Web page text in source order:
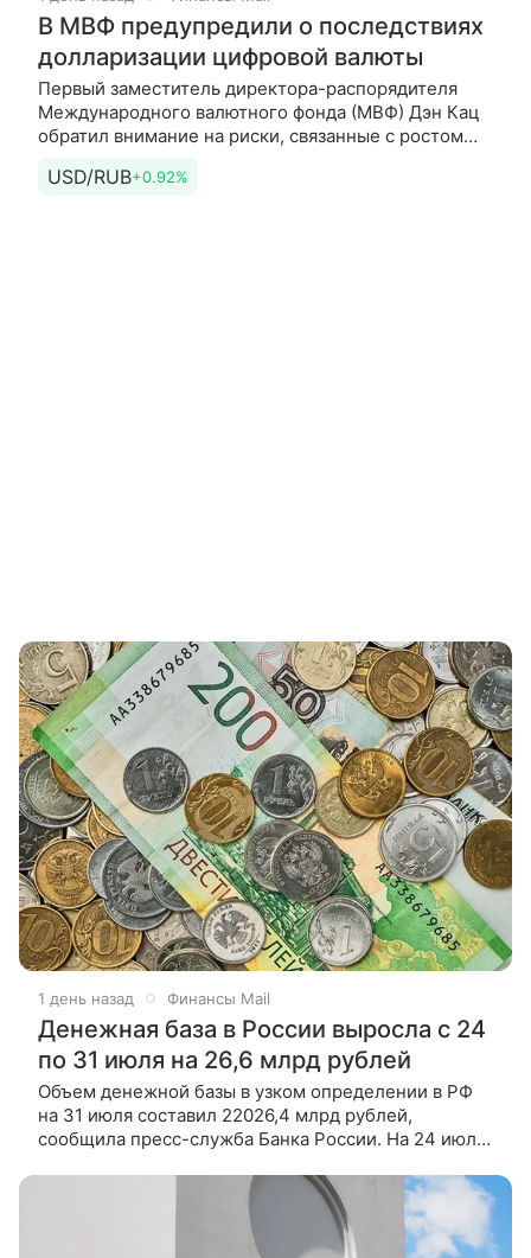
В МВФ предупредили о последствиях
долларизации цифровой валюты
Первый заместитель директора-распорядителя
Международного валютного фонда (МВФ) Дэн Кац
обратил внимание на риски, связанные с ростом
к доллару США. По его словам, это
USD/RUB+0.92%
1 день назад Финансы Mail
Денежная база в России выросла с 24
по 31 июля на 26,6 млрд рублей
Объем денежной базы в узком определении в РФ
на 31 июля составил 22026,4 млрд рублей,
сообщила пресс-служба Банка России. На 24 июля